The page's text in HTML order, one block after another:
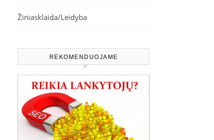
Žiniasklaida/Leidyba
REKOMENDUOJAME